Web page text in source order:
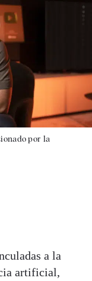
por la
a la
artificial,